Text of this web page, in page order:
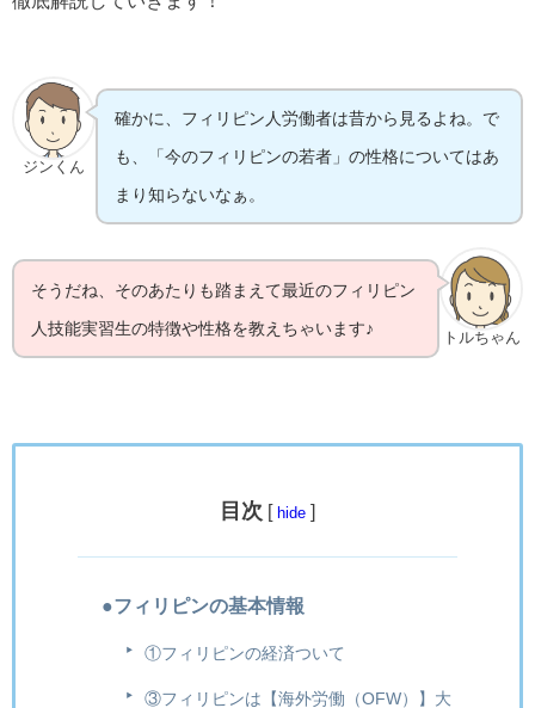
ジンくん
確かに、フィリピン人労働者は昔から見るよね。で
も、「今のフィリピンの若者」の性格についてはあ
まり知らないなぁ。
トルちゃん
そうだね、そのあたりも踏まえて最近のフィリピン
人技能実習生の特徴や性格を教えちゃいます♪
目次 [ hide ]
●フィリピンの基本情報
①フィリピンの経済ついて
③フィリピンは【海外労働（OFW）】大